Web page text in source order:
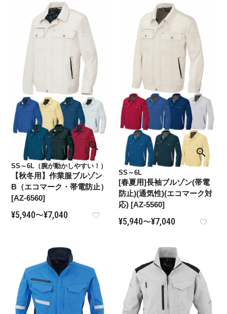
SS～6L（腕が動かしやすい！）
【秋冬用】作業服ブルゾン
B（エコマーク・帯電防止）
[AZ-6560]
¥5,940〜¥7,040
SS～6L
[春夏用]長袖ブルゾン(帯電
防止)(通気性)(エコマーク対
応) [AZ-5560]
¥5,940〜¥7,040